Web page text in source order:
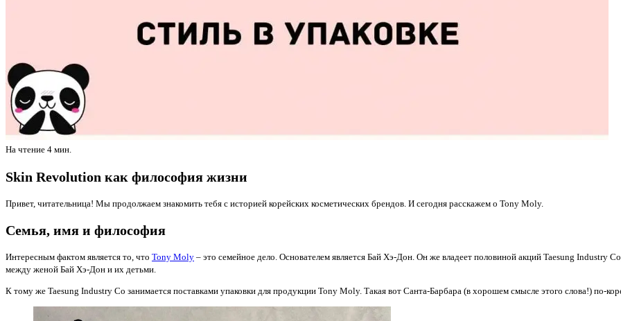
На чтение 4 мин.
Skin Revolution как философия жизни
Привет, читательница! Мы продолжаем знакомить тебя с историей корейских косметических брендов. И сегодня расскажем о Tony Moly.
Семья, имя и философия
Интересным фактом является то, что Tony Moly – это семейное дело. Основателем является Бай Хэ-Дон. Он же владеет половиной акций Taesung Industry
между женой Бай Хэ-Дон и их детьми.
К тому же Taesung Industry Co занимается поставками упаковки для продукции Tony Moly. Такая вот Санта-Барбара (в хорошем смысле этого слова!) по-